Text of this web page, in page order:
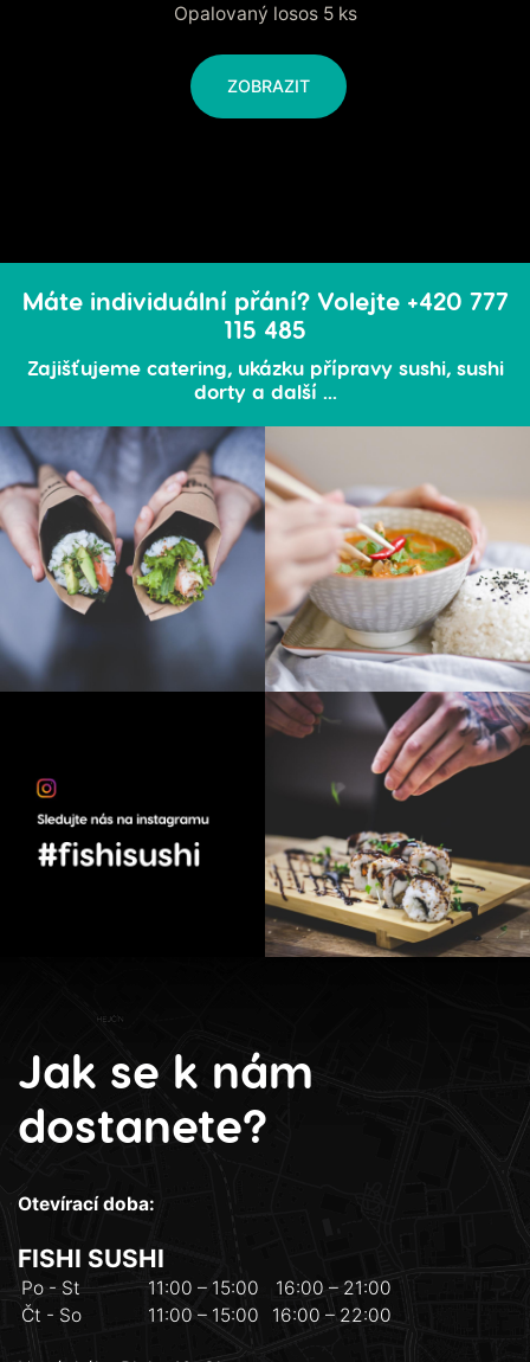
Opalovaný losos 5 ks
ZOBRAZIT
Máte individuální přání? Volejte +420 777
115 485
Zajišťujeme catering, ukázku přípravy sushi, sushi
dorty a další ...
Jak se k nám
dostanete?
Otevírací doba:
FISHI SUSHI
Po - St 11:00 – 15:00
16:00 – 21:00
Čt - So
11:00 – 15:00 16:00 – 22:00